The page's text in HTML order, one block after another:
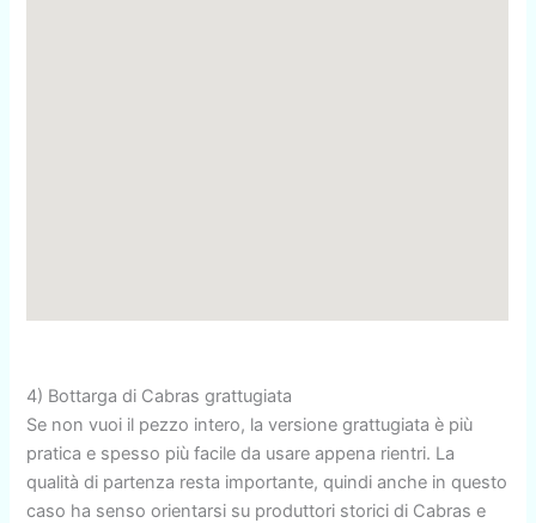
4) Bottarga di Cabras grattugiata
Se non vuoi il pezzo intero, la versione grattugiata è più
pratica e spesso più facile da usare appena rientri. La
qualità di partenza resta importante, quindi anche in questo
caso ha senso orientarsi su produttori storici di Cabras e